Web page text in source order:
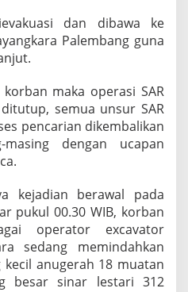
dan dibawa ke
Palembang guna
maka operasi SAR
semua unsur SAR
pencarian dikembalikan
dengan ucapan
kejadian berawal pada
pukul 00.30 WIB, korban
operator excavator
sedang memindahkan
anugerah 18 muatan
besar sinar lestari 312